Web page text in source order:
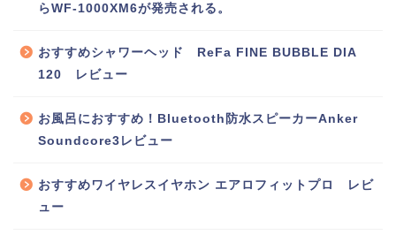
らWF-1000XM6が発売される。
おすすめシャワーヘッド ReFa FINE BUBBLE DIA
120 レビュー
お風呂におすすめ！Bluetooth防水スピーカーAnker
Soundcore3レビュー
おすすめワイヤレスイヤホン エアロフィットプロ レビ
ュー